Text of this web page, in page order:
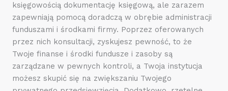
księgowością dokumentację księgową, ale zarazem
zapewniają pomocą doradczą w obrębie administracji
funduszami i środkami firmy. Poprzez oferowanych
przez nich konsultacji, zyskujesz pewność, to że
Twoje finanse i środki fundusze i zasoby są
zarządzane w pewnych kontroli, a Twoja instytucja
możesz skupić się na zwiększaniu Twojego